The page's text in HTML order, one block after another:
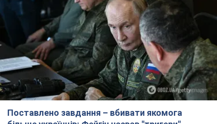
Поставлено завдання – вбивати якомога